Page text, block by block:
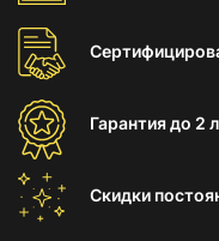
Гарантиядо 2
Скидки